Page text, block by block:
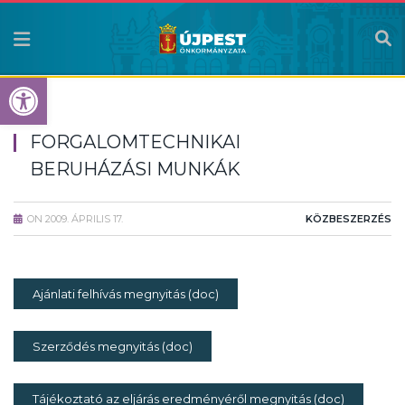
Eszköztár megnyitása
FORGALOMTECHNIKAI
BERUHÁZÁSI MUNKÁK
ON 2009. ÁPRILIS 17. KÖZBESZERZÉS
Ajánlati felhívás megnyitás (doc)
Szerződés megnyitás (doc)
Tájékoztató az eljárás eredményéről megnyitás (doc)